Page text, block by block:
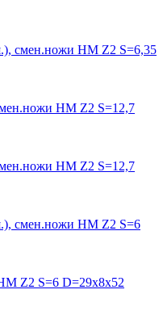
смен.ножи HM Z2 S=6,35
HM Z2 S=12,7
HM Z2 S=12,7
смен.ножи HM Z2 S=6
Z2 S=6 D=29x8x52